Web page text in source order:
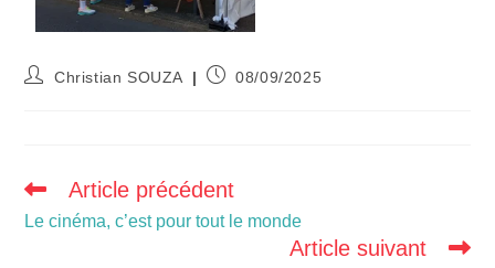
Christian SOUZA 08/09/2025
Article précédent
Le cinéma, c’est pour tout le monde
Article suivant